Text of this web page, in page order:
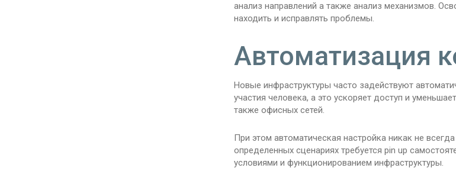
анализ направлений а также анализ механизмов.
находить и исправлять проблемы.
Автоматизация
Новые инфраструктуры часто задействуют
участия человека, а это ускоряет доступ и
также офисных сетей.
При этом автоматическая настройка никак не
определенных сценариях требуется pin up
условиями и функционированием инфраструктуры.